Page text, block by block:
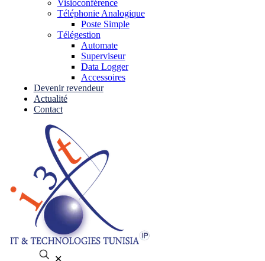
Visioconférence
Téléphonie Analogique
Poste Simple
Télégestion
Automate
Superviseur
Data Logger
Accessoires
Devenir revendeur
Actualité
Contact
✕